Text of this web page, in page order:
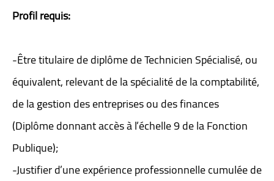
Profil requis:
-Être titulaire de diplôme de Technicien Spécialisé, ou
équivalent, relevant de la spécialité de la comptabilité,
de la gestion des entreprises ou des finances
(Diplôme donnant accès à l’échelle 9 de la Fonction
Publique);
-Justifier d’une expérience professionnelle cumulée de